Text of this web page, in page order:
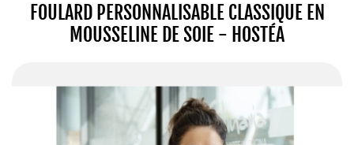
FOULARD PERSONNALISABLE CLASSIQUE EN
MOUSSELINE DE SOIE - HOSTÉA